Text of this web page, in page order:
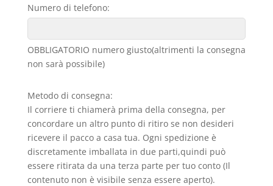
Numero di telefono:
OBBLIGATORIO numero giusto(altrimenti la consegna
non sarà possibile)
Metodo di consegna:
Il corriere ti chiamerà prima della consegna, per
concordare un altro punto di ritiro se non desideri
ricevere il pacco a casa tua. Ogni spedizione è
discretamente imballata in due parti,quindi può
essere ritirata da una terza parte per tuo conto (Il
contenuto non è visibile senza essere aperto).